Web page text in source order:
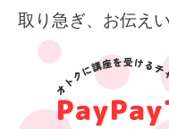
取り急ぎ、お伝え